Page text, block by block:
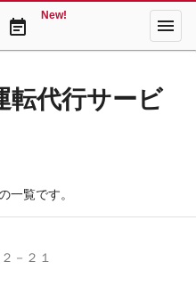
event_note
New! menu
転代行サービ
一覧です。
－２１